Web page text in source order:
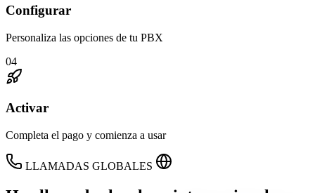
Configurar
Personaliza las opciones de tu PBX
04
Activar
Completa el pago y comienza a usar
LLAMADAS GLOBALES